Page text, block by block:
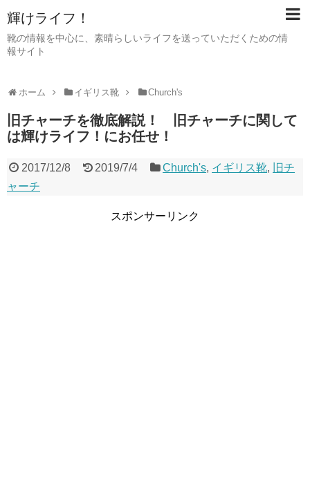
輝けライフ！
靴の情報を中心に、素晴らしいライフを送っていただくための情
報サイト
ホーム イギリス靴 Church's
旧チャーチを徹底解説！ 旧チャーチに関して
は輝けライフ！にお任せ！
2017/12/8 2019/7/4 Church's, イギリス靴,
旧チ
ャーチ
スポンサーリンク